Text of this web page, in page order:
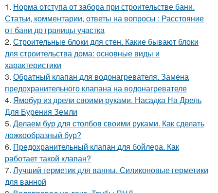
1. Норма отступа от забора при строительстве бани.
Статьи, комментарии, ответы на вопросы : Расстояние
от бани до границы участка
2. Строительные блоки для стен. Какие бывают блоки
для строительства дома: основные виды и
характеристики
3. Обратный клапан для водонагревателя. Замена
предохранительного клапана на водонагревателе
4. Ямобур из дрели своими руками. Насадка На Дрель
Для Бурения Земли
5. Делаем бур для столбов своими руками. Как сделать
ложкообразный бур?
6. Предохранительный клапан для бойлера. Как
работает такой клапан?
7. Лучший герметик для ванны. Силиконовые герметики
для ванной